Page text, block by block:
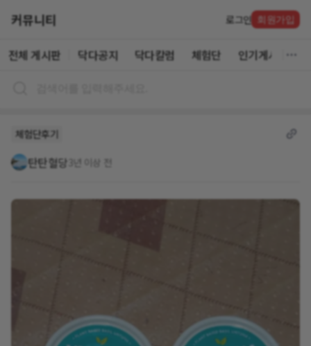
커뮤니티 로그인 회원가입
전체 게시판 닥다공지 닥다칼럼 체험단 인기게시글
체험단후기
탄탄혈당 3년 이상 전